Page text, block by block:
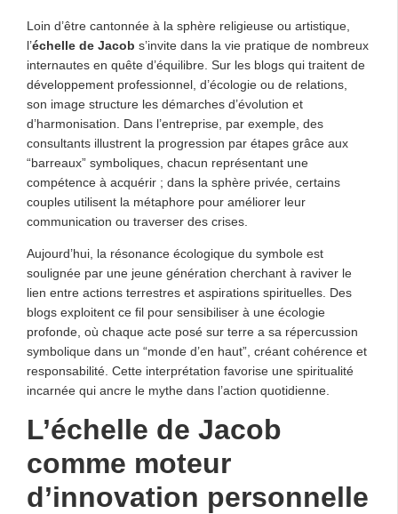
Loin d’être cantonnée à la sphère religieuse ou artistique,
l’échelle de Jacob s’invite dans la vie pratique de nombreux
internautes en quête d’équilibre. Sur les blogs qui traitent de
développement professionnel, d’écologie ou de relations,
son image structure les démarches d’évolution et
d’harmonisation. Dans l’entreprise, par exemple, des
consultants illustrent la progression par étapes grâce aux
“barreaux” symboliques, chacun représentant une
compétence à acquérir ; dans la sphère privée, certains
couples utilisent la métaphore pour améliorer leur
communication ou traverser des crises.
Aujourd’hui, la résonance écologique du symbole est
soulignée par une jeune génération cherchant à raviver le
lien entre actions terrestres et aspirations spirituelles. Des
blogs exploitent ce fil pour sensibiliser à une écologie
profonde, où chaque acte posé sur terre a sa répercussion
symbolique dans un “monde d’en haut”, créant cohérence et
responsabilité. Cette interprétation favorise une spiritualité
incarnée qui ancre le mythe dans l’action quotidienne.
L’échelle de Jacob
comme moteur
d’innovation personnelle